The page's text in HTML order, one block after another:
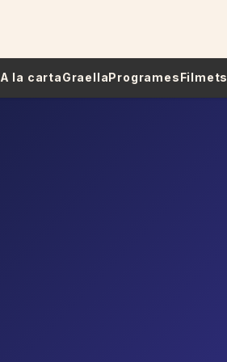
A la cartaGraellaProgramesFilmets